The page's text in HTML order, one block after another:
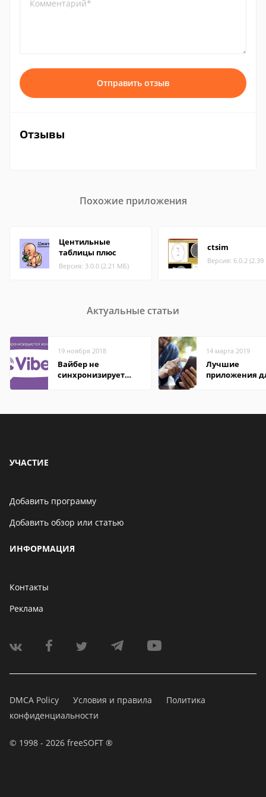
Комментарий*
Отправить отзыв
Отзывы
Похожие приложения
Центильные
таблицы плюс
Версия: 3.0.0 (2.21 МБ)
ctsim
Версия: 6.0.2
Актуальные статьи
19 ноября 2018
Вайбер не
синхронизирует
14 марта 2019
Лучшие
приложения
УЧАСТИЕ
Добавить программу
Добавить обзор или статью
ИНФОРМАЦИЯ
Контакты
Реклама
DMCA Policy Условия и правила
Политика
конфиденциальности
© 1998 - 2026 freeSOFT ®